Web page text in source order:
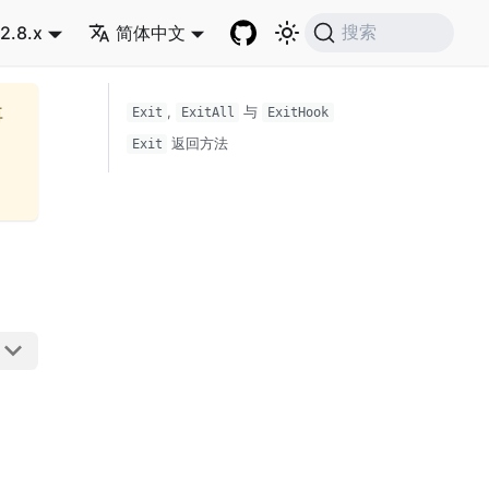
2.8.x 简体中文 搜索
Exit , ExitAll 与 ExitHook
Exit 返回方法